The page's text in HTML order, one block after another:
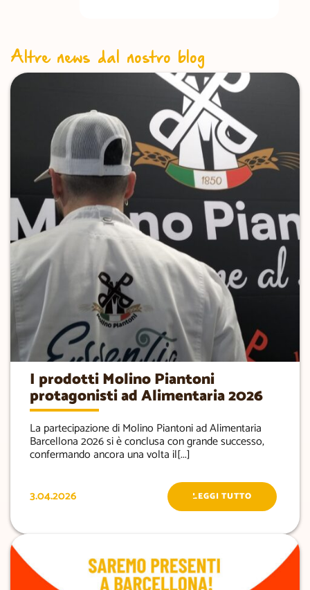
Altre news dal nostro blog
I prodotti Molino Piantoni
protagonisti ad Alimentaria 2026
La partecipazione di Molino Piantoni ad Alimentaria
Barcellona 2026 si è conclusa con grande successo,
confermando ancora una volta il[...]
3.04.2026 LEGGI TUTTO